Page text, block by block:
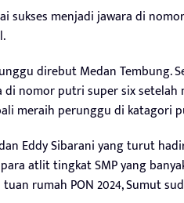
sukses menjadi jawara di
direbut Medan Tembung.
nomor putri super six setelah
meraih perunggu di katagori
Eddy Sibarani yang turut
atlit tingkat SMP yang
rumah PON 2024, Sumut